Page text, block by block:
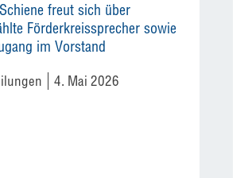
freut sich über
Förderkreissprecher sowie
im Vorstand
4. Mai 2026